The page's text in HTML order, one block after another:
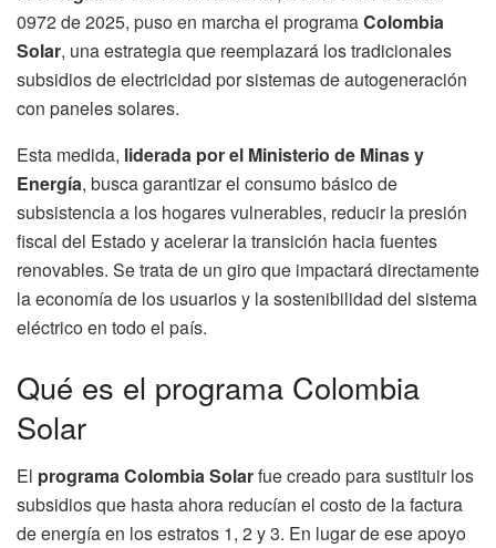
0972 de 2025, puso en marcha el programaColombia
Solar, una estrategia que reemplazará los tradicionales
subsidios de electricidad por sistemas de autogeneración
con paneles solares.
Esta medida, liderada por el Ministerio de Minas y
Energía, busca garantizar el consumo básico de
subsistencia a los hogares vulnerables, reducir la presión
fiscal del Estado y acelerar la transición hacia fuentes
renovables. Se trata de un giro que impactará directamente
la economía de los usuarios y la sostenibilidad del sistema
eléctrico en todo el país.
Qué es el programa Colombia
Solar
El programa Colombia Solarfue creado para sustituir los
subsidios que hasta ahora reducían el costo de la factura
de energía en los estratos 1, 2 y 3. En lugar de ese apoyo